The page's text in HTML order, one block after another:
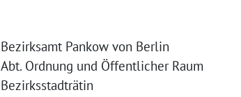
Bezirksamt Pankow von Berlin
Abt. Ordnung und Öffentlicher Raum
Bezirksstadträtin